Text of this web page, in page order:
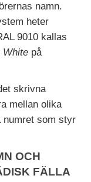
namn.
heter
9010 kallas
White på
skrivna
mellan olika
som styr
OCH
FÄLLA